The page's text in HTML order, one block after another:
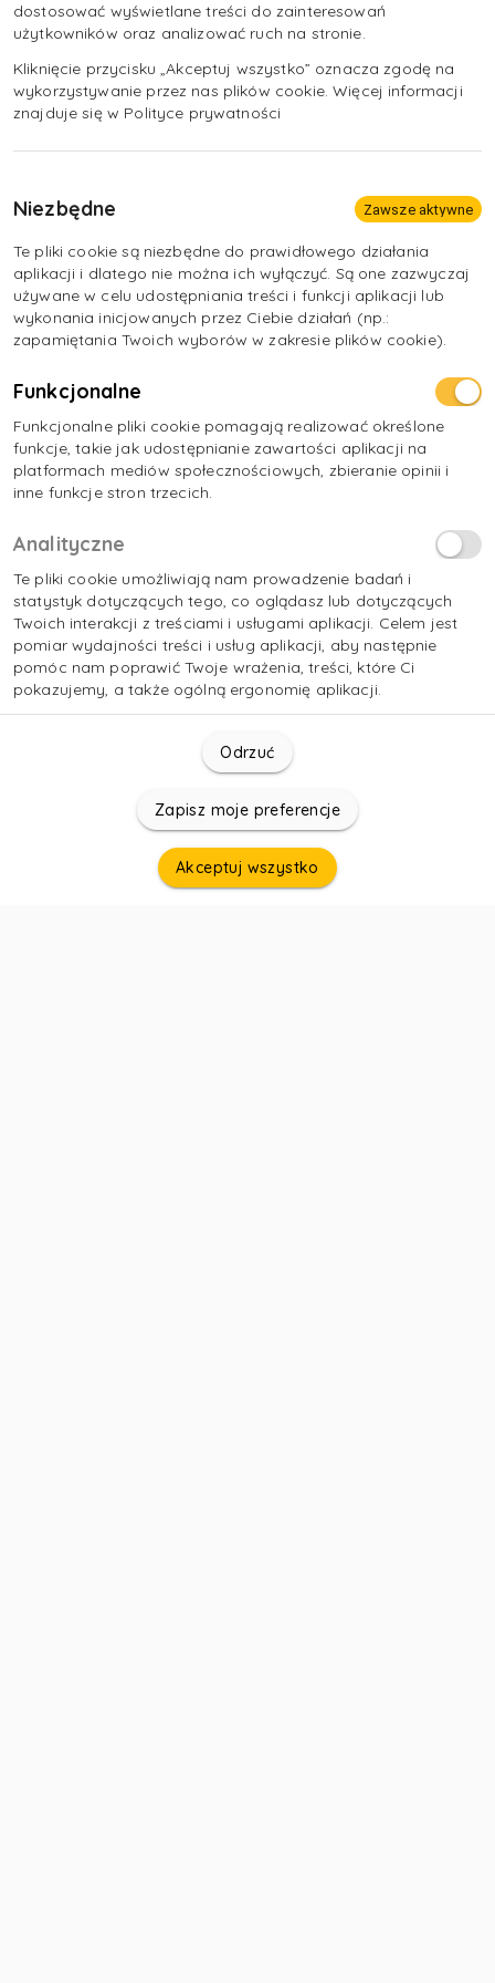
możliwość konieczności pracy w godzinach
nadliczbowych i w soboty,
częste wykonywanie pracy w pozycji wymuszonej.
dostosować wyświetlane treści do zainteresowań
użytkowników oraz analizować ruch na stronie.
Kliknięcie przycisku „Akceptuj wszystko” oznacza zgodę na
wykorzystywanie przez nas plików cookie. Więcej informacji
znajduje się w Polityce prywatności
Niezbędne Zawsze aktywne
Te pliki cookie są niezbędne do prawidłowego działania
aplikacji i dlatego nie można ich wyłączyć. Są one zazwyczaj
używane w celu udostępniania treści i funkcji aplikacji lub
wykonania inicjowanych przez Ciebie działań (np.:
zapamiętania Twoich wyborów w zakresie plików cookie).
Funkcjonalne
Funkcjonalne pliki cookie pomagają realizować określone
funkcje, takie jak udostępnianie zawartości aplikacji na
platformach mediów społecznościowych, zbieranie opinii i
inne funkcje stron trzecich.
Analityczne
Te pliki cookie umożliwiają nam prowadzenie badań i
statystyk dotyczących tego, co oglądasz lub dotyczących
Twoich interakcji z treściami i usługami aplikacji. Celem jest
pomiar wydajności treści i usług aplikacji, aby następnie
pomóc nam poprawić Twoje wrażenia, treści, które Ci
pokazujemy, a także ogólną ergonomię aplikacji.
Odrzuć
Zapisz moje preferencje
Akceptuj wszystko